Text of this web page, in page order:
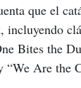
que el
Bites the
Are the